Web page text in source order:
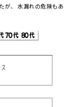
が、 水漏れの危険もあ